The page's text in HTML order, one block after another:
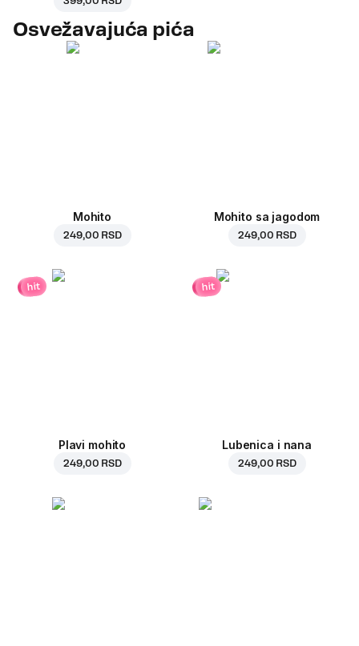
Osvežavajuća pića
Mohito
249,00 RSD
Mohito sa jagodom
249,00 RSD
hit
Plavi mohito
249,00 RSD
hit
Lubenica i nana
249,00 RSD